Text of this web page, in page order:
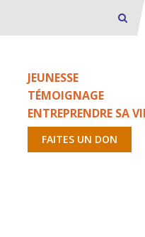
JEUNESSE
TÉMOIGNAGE
ENTREPRENDRE SA
FAITES UN DON